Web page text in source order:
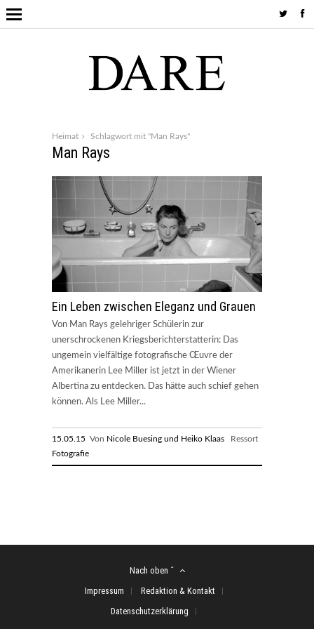
Heimat Schlagwort mit "Man Rays"
Man Rays
Ein Leben zwischen Eleganz und Grauen
Von Man Rays gelehriger Schülerin zur
unerschrockenen Kriegsberichterstatterin: Das
ungemein vielfältige fotografische Œuvre der
Amerikanerin Lee Miller ist jetzt in der Wiener
Albertina zu entdecken. Das hätte auch schief gehen
können. Als Lee Miller...
15.05.15 Von Nicole Buesing und Heiko Klaas Ressort
Fotografie
Nach oben ˆ
Impressum
Redaktion & Kontakt
Datenschutzerklärung